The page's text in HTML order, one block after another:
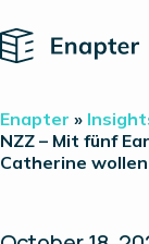
Home
Technologie
Produkte
Über uns
Enapter »
NZZ – Mit fünf
Catherine